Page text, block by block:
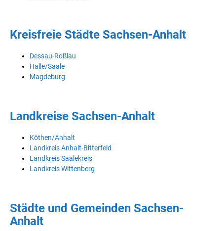
Kreisfreie Städte Sachsen-Anhalt
Dessau-Roßlau
Halle/Saale
Magdeburg
Landkreise Sachsen-Anhalt
Köthen/Anhalt
Landkreis Anhalt-Bitterfeld
Landkreis Saalekreis
Landkreis Wittenberg
Städte und Gemeinden Sachsen-
Anhalt